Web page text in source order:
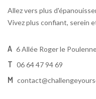
Allez vers plus
Vivez plus confiant, serein
A 6 Allée Roger le
T 06 64 47 94 69
M